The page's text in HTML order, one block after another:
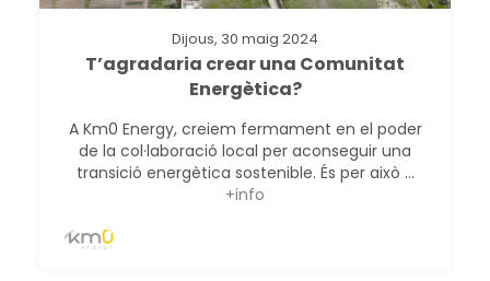
Dijous, 30 maig 2024
T’agradaria crear una Comunitat
Energètica?
A Km0 Energy, creiem fermament en el poder
de la col·laboració local per aconseguir una
transició energètica sostenible. És per això ...
+info